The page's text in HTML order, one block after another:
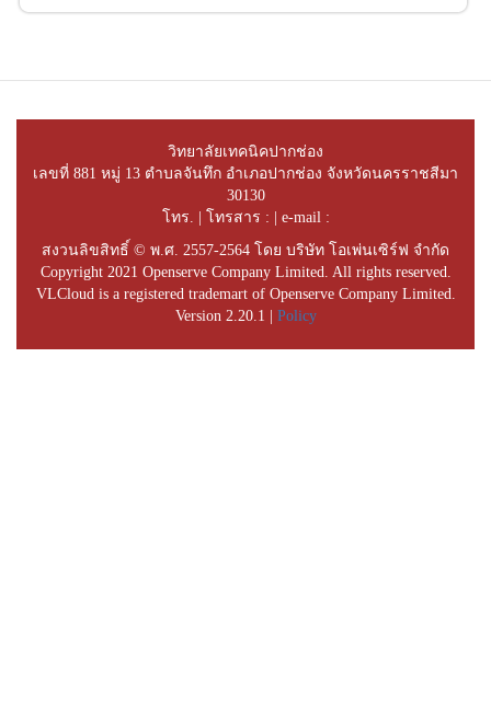
วิทยาลัยเทคนิคปากช่อง
เลขที่ 881 หมู่ 13 ตำบลจันทึก อำเภอปากช่อง จังหวัดนครราชสีมา
30130
โทร. | โทรสาร : | e-mail :
สงวนลิขสิทธิ์ © พ.ศ. 2557-2564 โดย บริษัท โอเพ่นเซิร์ฟ จำกัด
Copyright 2021 Openserve Company Limited. All rights reserved.
VLCloud is a registered trademart of Openserve Company Limited.
Version 2.20.1 | Policy